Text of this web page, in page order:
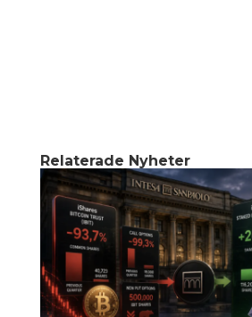
Relaterade Nyheter